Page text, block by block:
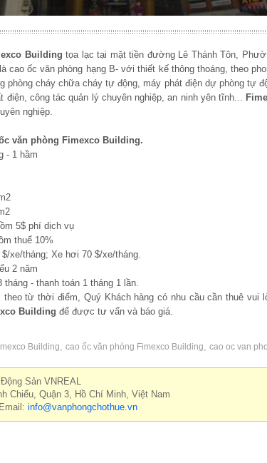
Building tọa lạc tại mặt tiền đường Lê Thánh Tôn,
cao ốc văn phòng hạng B- với thiết kế thông thoáng, theo
phòng cháy chữa cháy tự động, máy phát điện dự phòng tự
điện, công tác quản lý chuyên nghiệp, an ninh yên tĩnh...
nghiệp.
văn phòng Fimexco Building.
- 1 hầm
5$ phí dịch vụ
thuế 10%
tháng; Xe hơi 70 $/xe/tháng.
2 năm
- thanh toán 1 tháng 1 lần.
từ thời điểm, Quý Khách hàng có nhu cầu cần thuê vui
Building để được tư vấn và báo giá.
Building cao ốc văn phòng Fimexco Building cao oc van
Sản VNREAL
Chiểu, Quận 3, Hồ Chí Minh, Việt Nam
info@vanphongchothue.vn